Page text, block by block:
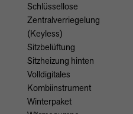
Schlüssellose
Zentralverriegelung
(Keyless)
Sitzbelüftung
Sitzheizung hinten
Volldigitales
Kombiinstrument
Winterpaket